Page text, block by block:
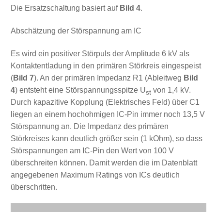
Die Ersatzschaltung basiert auf Bild 4.
Abschätzung der Störspannung am IC
Es wird ein positiver Störpuls der Amplitude 6 kV als
Kontaktentladung in den primären Störkreis eingespeist
(Bild 7). An der primären Impedanz R1 (Ableitweg Bild
4) entsteht eine Störspannungsspitze Ustvon 1,4 kV.
Durch kapazitive Kopplung (Elektrisches Feld) über C1
liegen an einem hochohmigen IC-Pin immer noch 13,5 V
Störspannung an. Die Impedanz des primären
Störkreises kann deutlich größer sein (1 kOhm), so dass
Störspannungen am IC-Pin den Wert von 100 V
überschreiten können. Damit werden die im Datenblatt
angegebenen Maximum Ratings von ICs deutlich
überschritten.